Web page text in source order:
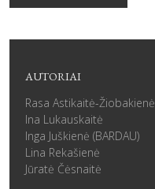
AUTORIAI
Rasa Astikaitė-Žiobakienė
Ina Lukauskaitė
Inga Juškienė (BARDAU)
Lina Rekašienė
Jūratė Čėsnaitė